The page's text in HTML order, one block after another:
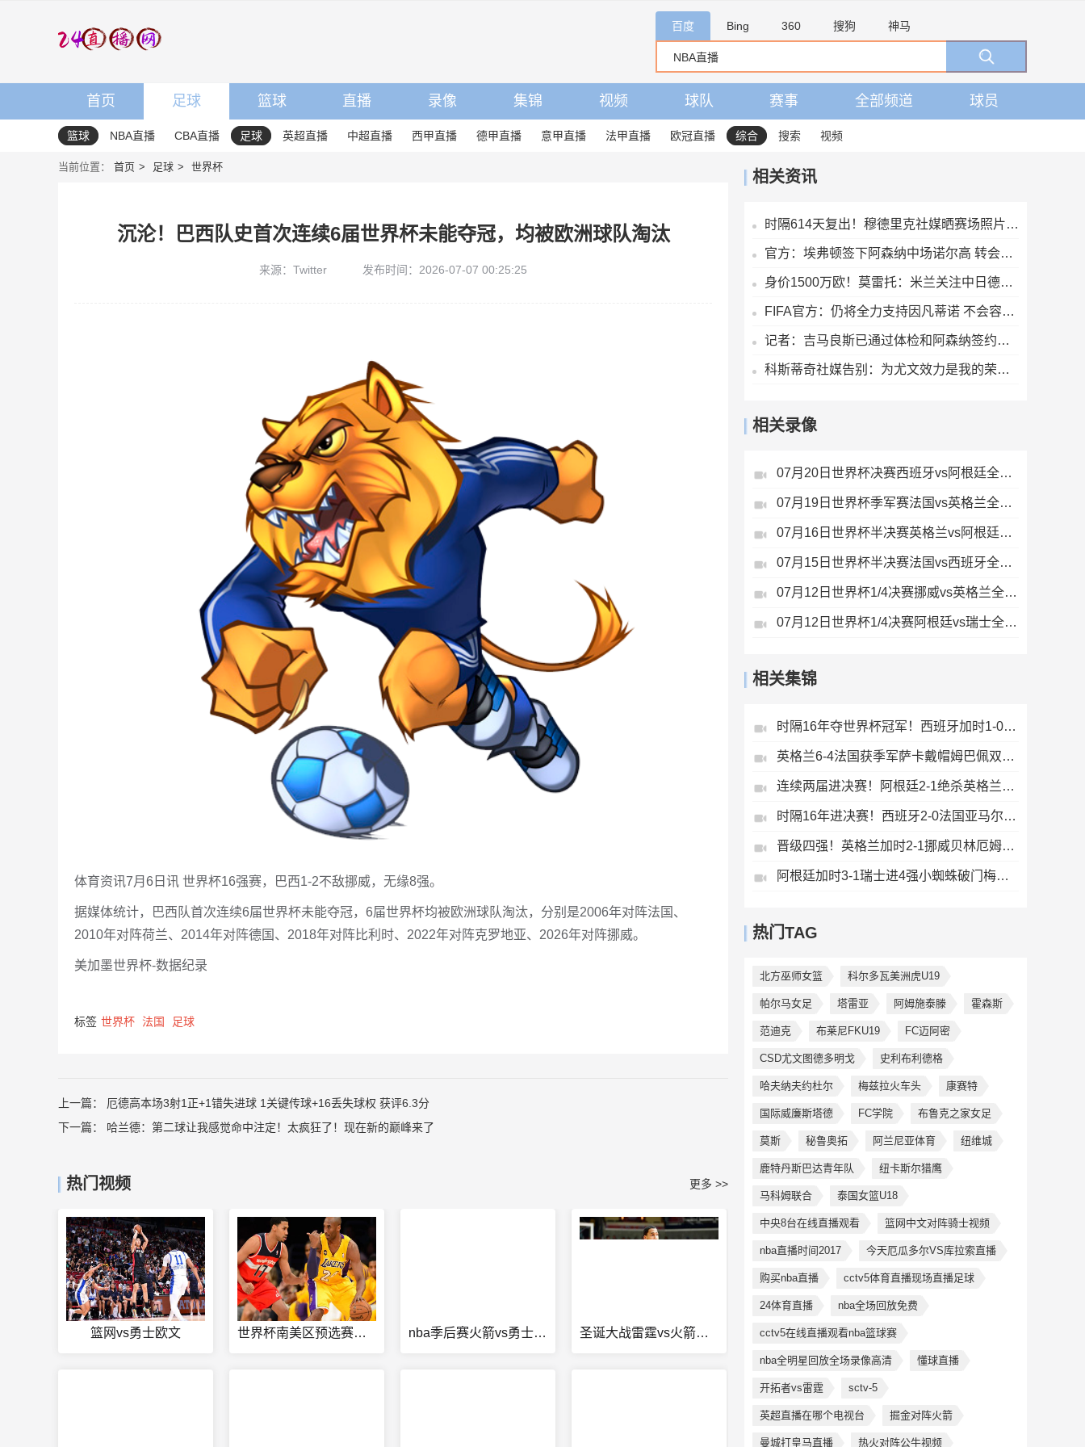
百度 Bing 360 搜狗 神马
首页 足球 篮球 直播 录像 集锦 视频 球队 赛事 全部频道 球员
篮球 NBA直播 CBA直播 足球 英超直播 中超直播 西甲直播 德甲直播 意甲直播 法甲直播 欧冠直播 综合 搜索 视频
当前位置： 首页 足球 世界杯
沉沦！巴西队史首次连续6届世界杯未能夺冠，均被欧洲球队淘汰
来源：Twitter 发布时间：2026-07-07 00:25:25
体育资讯7月6日讯 世界杯16强赛，巴西1-2不敌挪威，无缘8强。
据媒体统计，巴西队首次连续6届世界杯未能夺冠，6届世界杯均被欧洲球队淘汰，分别是2006年对阵法国、
2010年对阵荷兰、2014年对阵德国、2018年对阵比利时、2022年对阵克罗地亚、2026年对阵挪威。
美加墨世界杯-数据纪录
标签 世界杯 法国 足球
上一篇： 厄德高本场3射1正+1错失进球 1关键传球+16丢失球权 获评6.3分
下一篇： 哈兰德：第二球让我感觉命中注定！太疯狂了！现在新的巅峰来了
热门视频 更多 >>
篮网vs勇士欧文 世界杯南美区预选赛结果公布 nba季后赛火箭vs勇士g1 圣诞大战雷霆vs火箭中文解说
相关资讯
时隔614天复出！穆德里克社媒晒赛场照片：好久不见
官方：埃弗顿签下阿森纳中场诺尔高 转会费700万镑签约2年
身价1500万欧！莫雷托：米兰关注中日德兰的智利前锋奥索里奥
FIFA官方：仍将全力支持因凡蒂诺 不会容忍外界对FIFA诚信的攻击
记者：吉马良斯已通过体检和阿森纳签约，7500万镑分期3年支付
科斯蒂奇社媒告别：为尤文效力是我的荣幸，感谢大家的支持
相关录像
07月20日世界杯决赛西班牙vs阿根廷全场录像
07月19日世界杯季军赛法国vs英格兰全场录像
07月16日世界杯半决赛英格兰vs阿根廷全场录像
07月15日世界杯半决赛法国vs西班牙全场录像
07月12日世界杯1/4决赛挪威vs英格兰全场录像
07月12日世界杯1/4决赛阿根廷vs瑞士全场录像
相关集锦
时隔16年夺世界杯冠军！西班牙加时1-0阿根廷费兰制胜恩佐染红
英格兰6-4法国获季军萨卡戴帽姆巴佩双响创纪录奥利塞2助+失良机
连续两届进决赛！阿根廷2-1绝杀英格兰劳塔罗恩佐破门梅西两助攻
时隔16年进决赛！西班牙2-0法国亚马尔造点奥亚萨瓦尔、波罗破门
晋级四强！英格兰加时2-1挪威贝林厄姆连场双响谢尔德鲁普破门
阿根廷加时3-1瑞士进4强小蜘蛛破门梅西助攻麦卡恩博洛假摔染红
热门TAG
北方巫师女篮 科尔多瓦美洲虎U19
帕尔马女足 塔雷亚 阿姆施泰滕 霍森斯
范迪克 布莱尼FKU19 FC迈阿密
CSD尤文图德多明戈 史利布利德格
哈夫纳夫约杜尔 梅兹拉火车头 康赛特
国际威廉斯塔德 FC学院 布鲁克之家女足
莫斯 秘鲁奥拓 阿兰尼亚体育 纽维城
鹿特丹斯巴达青年队 纽卡斯尔猎鹰
马科姆联合 泰国女篮U18
中央8台在线直播观看 篮网中文对阵骑士视频
nba直播时间2017 今天厄瓜多尔VS库拉索直播
购买nba直播 cctv5体育直播现场直播足球
24体育直播 nba全场回放免费
cctv5在线直播观看nba篮球赛
nba全明星回放全场录像高清 懂球直播
开拓者vs雷霆 sctv-5
英超直播在哪个电视台 掘金对阵火箭
曼城打皇马直播 热火对阵公牛视频